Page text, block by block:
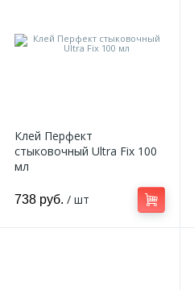
Клей Перфект
стыковочный Ultra Fix 100
мл
738 руб. / шт